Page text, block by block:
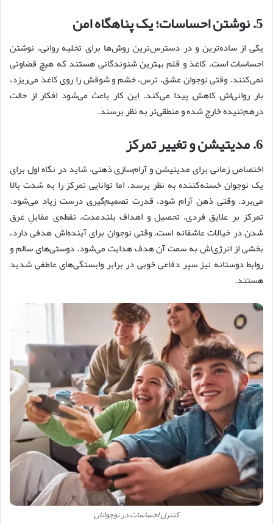
5. نوشتن احساسات؛ یک پناهگاه امن
یکی از ساده‌ترین و در دسترس‌ترین روش‌ها برای تخلیه روانی، نوشتن
احساسات است. کاغذ و قلم بهترین شنوندگانی هستند که هیچ قضاوتی
نمی‌کنند. وقتی نوجوان عشق، ترس، خشم و شوقش را روی کاغذ می‌ریزد،
بار روانی‌اش کاهش پیدا می‌کند. این کار باعث می‌شود افکار از حالت
درهم‌تنیده خارج شده و منطقی‌تر به نظر برسند.
6. مدیتیشن و تغییر تمرکز
اختصاص زمانی برای مدیتیشن و آرام‌سازی ذهنی، شاید در نگاه اول برای
یک نوجوان خسته‌کننده به نظر برسد، اما توانایی تمرکز را به شدت بالا
می‌برد. وقتی ذهن آرام شود، قدرت تصمیم‌گیری درست زیاد می‌شود.
تمرکز بر علایق فردی، تحصیل و اهداف بلندمدت، نقطه‌ی مقابلِ غرق
شدن در خیالات عاشقانه است. وقتی نوجوان برای آینده‌اش هدفی دارد،
بخشی از انرژی‌اش به سمت آن هدف هدایت می‌شود. دوستی‌های سالم و
روابط دوستانه نیز سپر دفاعی خوبی در برابر وابستگی‌های عاطفی شدید
هستند.
کنترل احساسات در نوجوانان